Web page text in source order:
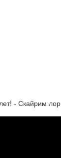
- Скайрим лор